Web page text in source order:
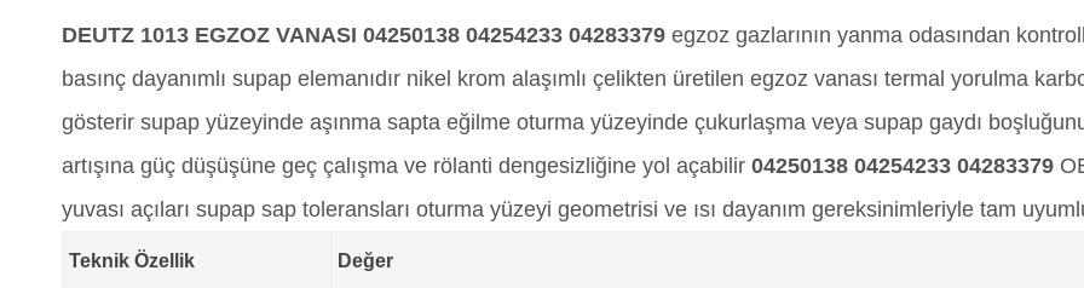
DEUTZ 1013 EGZOZ VANASI 04250138 04254233 04283379 egzoz gazlarının yanma odasından
basınç dayanımlı supap elemanıdır nikel krom alaşımlı çelikten üretilen egzoz vanası termal yorulma
gösterir supap yüzeyinde aşınma sapta eğilme oturma yüzeyinde çukurlaşma veya supap gaydı
artışına güç düşüşüne geç çalışma ve rölanti dengesizliğine yol açabilir 04250138 04254233 04283379
yuvası açıları supap sap toleransları oturma yüzeyi geometrisi ve ısı dayanım gereksinimleriyle tam
Teknik Özellik Değer